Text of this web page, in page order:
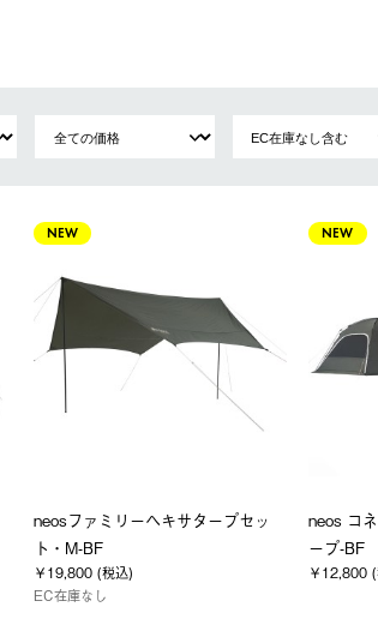
NEW
neosファミリーヘキサタープセッ
ト・M-BF
￥19,800 (税込)
EC在庫なし
NEW
neos コ
ープ-BF
￥12,800